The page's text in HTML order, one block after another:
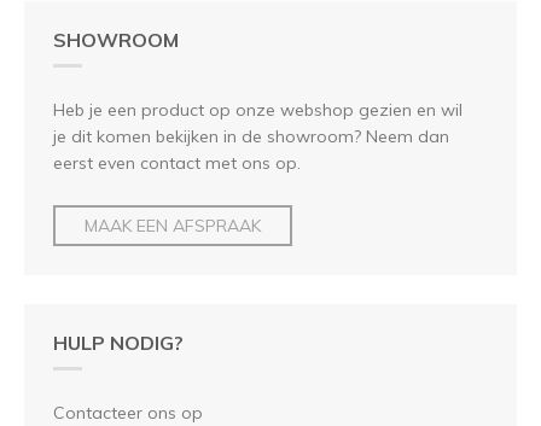
SHOWROOM
Heb je een product op onze webshop gezien en wil
je dit komen bekijken in de showroom? Neem dan
eerst even contact met ons op.
MAAK EEN AFSPRAAK
HULP NODIG?
Contacteer ons op